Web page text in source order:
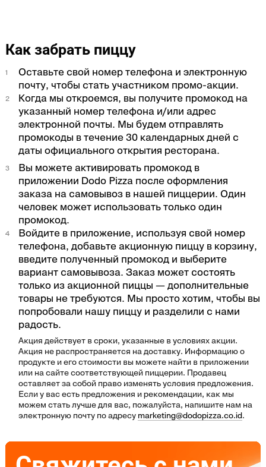
Как забрать пиццу
Оставьте свой номер телефона и электронную
почту, чтобы стать участником промо-акции.
Когда мы откроемся, вы получите промокод на
указанный номер телефона и/или адрес
электронной почты. Мы будем отправлять
промокоды в течение 30 календарных дней с
даты официального открытия ресторана.
Вы можете активировать промокод в
приложении Dodo Pizza после оформления
заказа на самовывоз в нашей пиццерии. Один
человек может использовать только один
промокод.
Войдите в приложение, используя свой номер
телефона, добавьте акционную пиццу в корзину,
введите полученный промокод и выберите
вариант самовывоза. Заказ может состоять
только из акционной пиццы — дополнительные
товары не требуются. Мы просто хотим, чтобы вы
попробовали нашу пиццу и разделили с нами
радость.
Акция действует в сроки, указанные в условиях акции.
Акция не распространяется на доставку. Информацию о
продукте и его стоимости вы можете найти в приложении
или на сайте соответствующей пиццерии. Продавец
оставляет за собой право изменять условия предложения.
Если у вас есть предложения и рекомендации, как мы
можем стать лучше для вас, пожалуйста, напишите нам на
электронную почту по адресу marketing@dodopizza.co.id.